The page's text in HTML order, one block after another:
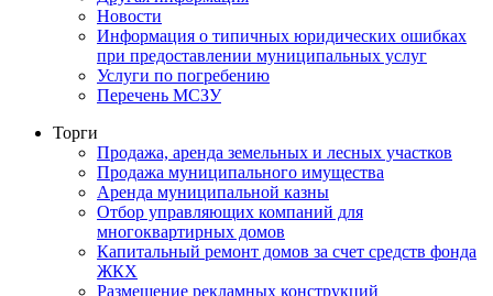
Новости
Информация о типичных юридических ошибках
при предоставлении муниципальных услуг
Услуги по погребению
Перечень МСЗУ
Торги
Продажа, аренда земельных и лесных участков
Продажа муниципального имущества
Аренда муниципальной казны
Отбор управляющих компаний для
многоквартирных домов
Капитальный ремонт домов за счет средств фонда
ЖКХ
Размещение рекламных конструкций